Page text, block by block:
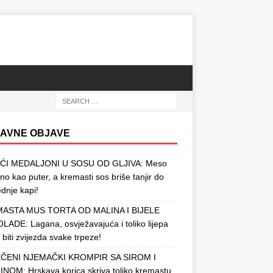
OBJAVE
MEDALJONI U SOSU OD GLJIVA: Meso
kao puter, a kremasti sos briše tanjir do
kapi!
MUS TORTA OD MALINA I BIJELE
Lagana, osvježavajuća i toliko lijepa
biti zvijezda svake trpeze!
NJEMAČKI KROMPIR SA SIROM I
Hrskava korica skriva toliko kremastu